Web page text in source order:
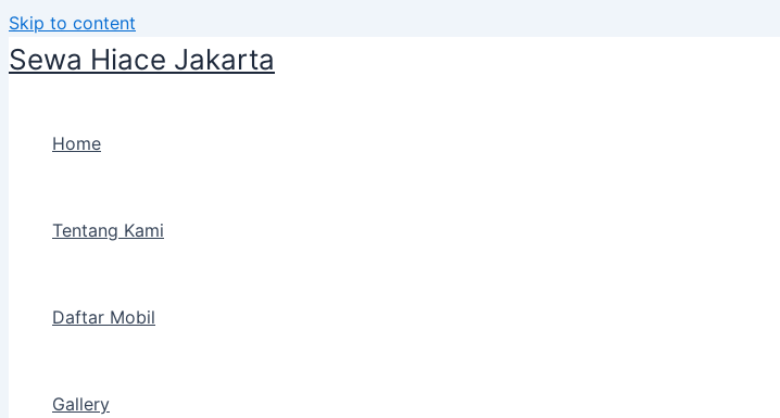
Skip to content
Sewa Hiace Jakarta
Home
Tentang Kami
Daftar Mobil
Gallery